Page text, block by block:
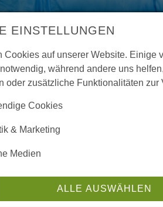
900.000-Euro-Exit
EINSTELLUNGEN
Cookies auf unserer Website. Einige
während andere uns
oder zusätzliche Funktionalitäten zur
Cookies
& Marketing
Medien
ALLE AUSWÄHLEN